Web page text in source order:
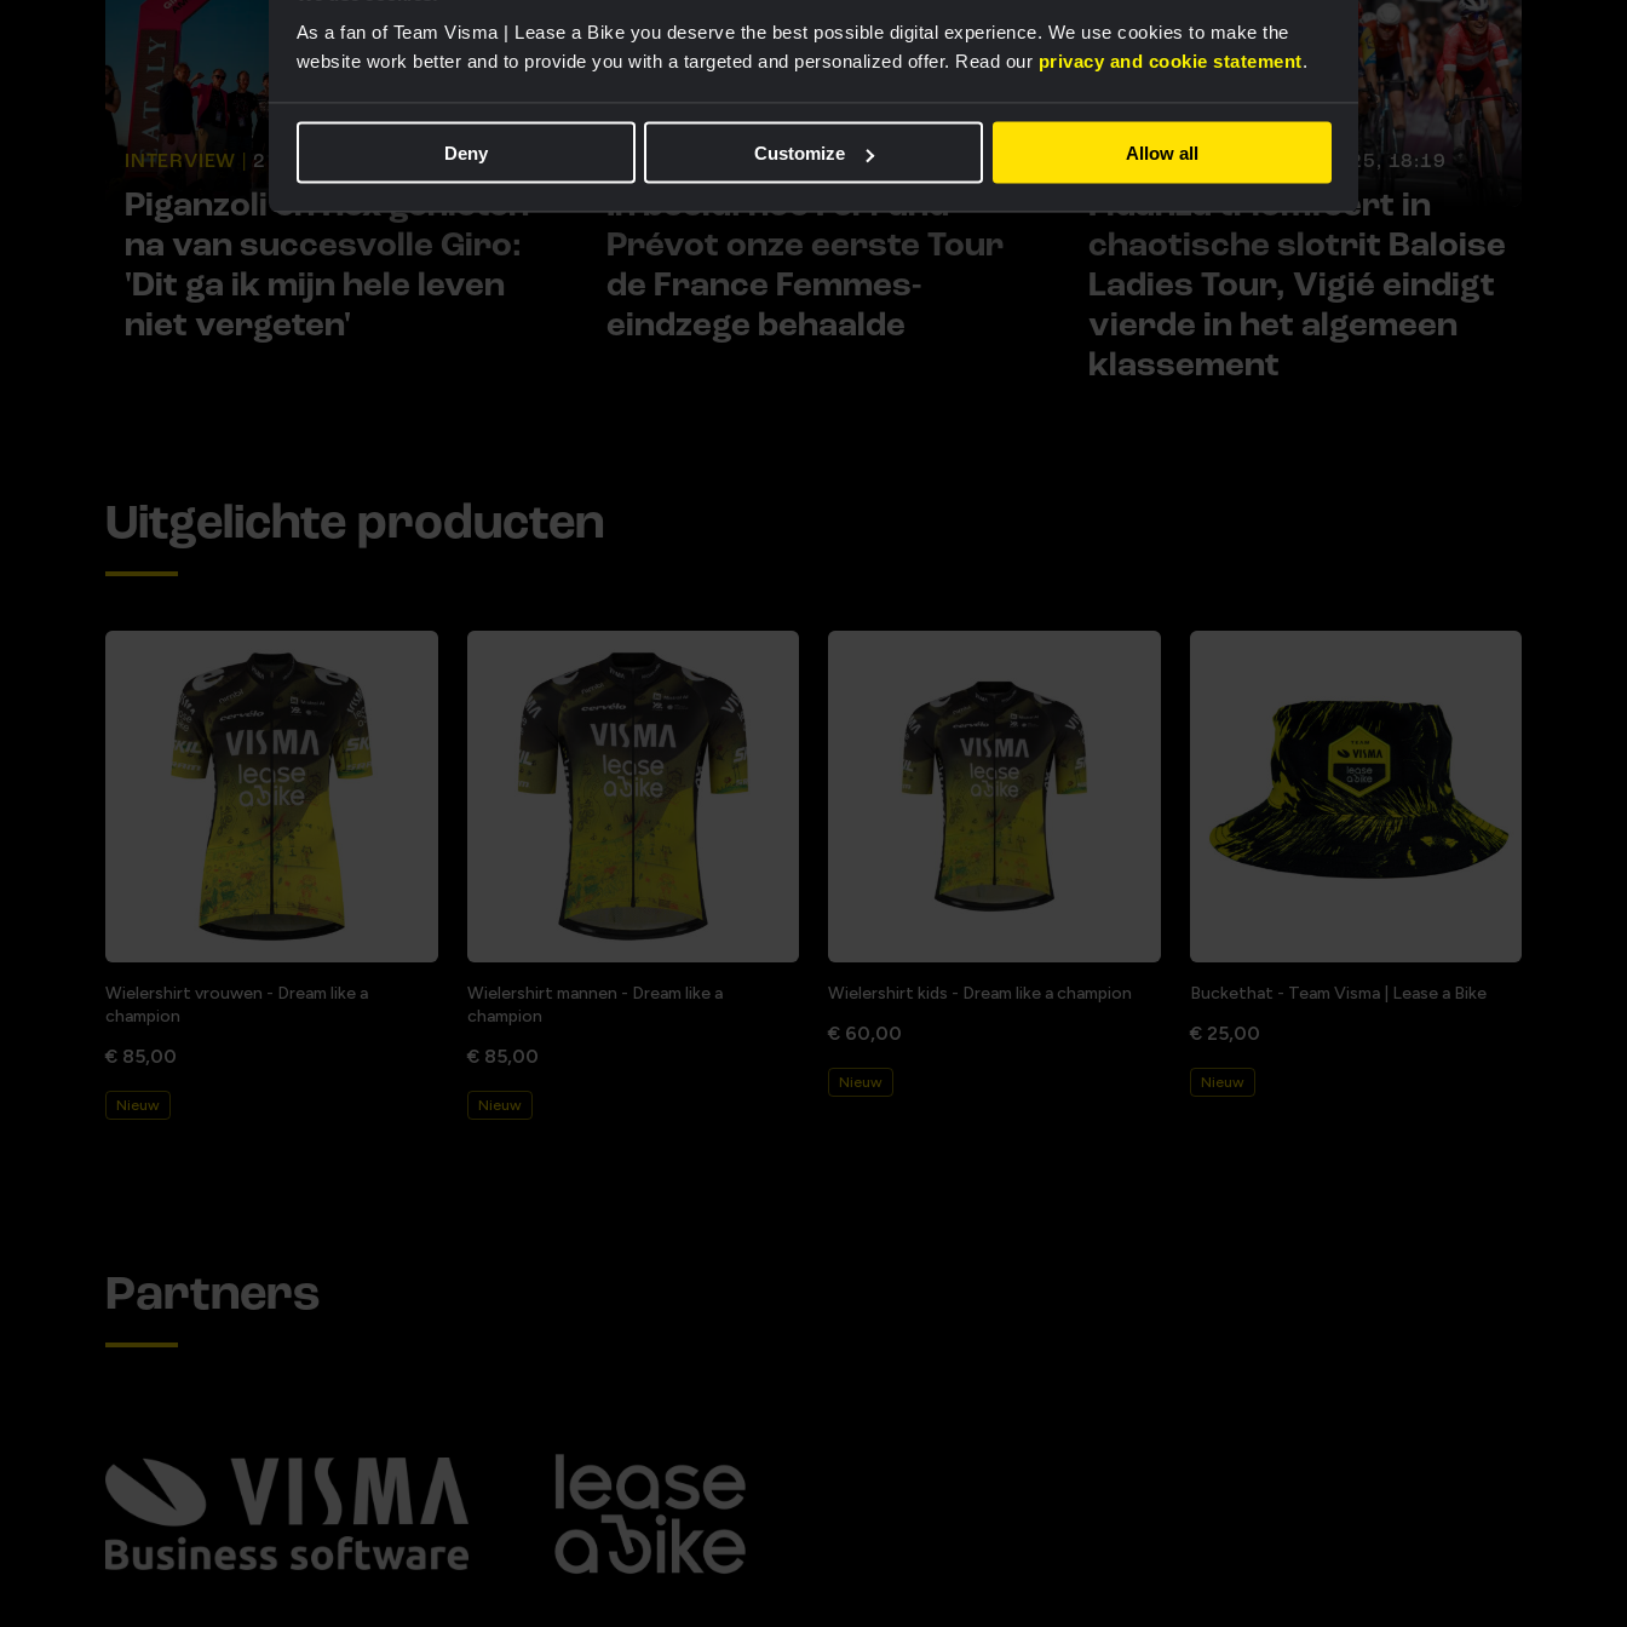
As a fan of Team Visma | Lease a Bike you deserve the best possible digital experience. We use cookies to make the
website work better and to provide you with a targeted and personalized offer. Read our privacy and cookie statement.
Deny Customize Allow all
INTERVIEW | 2 JUN, 16:45
Piganzoli en Rex genieten
na van succesvolle Giro:
'Dit ga ik mijn hele leven
niet vergeten'
IMAGE GALLERY | 4 AUG 2025, 11:29
In beeld: hoe Ferrand-
Prévot onze eerste Tour
de France Femmes-
eindzege behaalde
RACE REPORT | 20 JUL 2025, 18:19
Fidanza triomfeert in
chaotische slotrit Baloise
Ladies Tour, Vigié eindigt
vierde in het algemeen
klassement
Uitgelichte producten
Wielershirt vrouwen - Dream like a
champion
€ 85,00
Nieuw
Wielershirt mannen - Dream like a
champion
€ 85,00
Nieuw
Wielershirt kids - Dream like a champion
€ 60,00
Nieuw
Buckethat - Team Visma | Lease a Bike
€ 25,00
Nieuw
Partners